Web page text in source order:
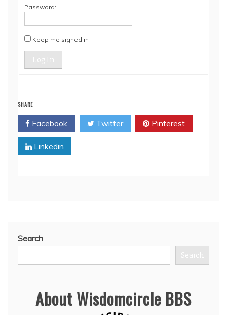
Password:
Keep me signed in
Log In
SHARE
Facebook Twitter Pinterest
Linkedin
Search
Search
About Wisdomcircle BBS